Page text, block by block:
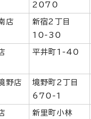
2070
店
新宿2丁目
10-30
平井町1-40
野店
境野町2丁目
670-1
新里町小林